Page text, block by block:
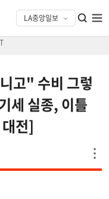
고" 수비 그렇
세 실종, 이틀
전]